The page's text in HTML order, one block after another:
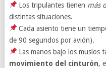
Los tripulantes tienen más
distintas situaciones.
Cada asiento tiene un
de 90 segundos por avión).
Las manos bajo los muslos
movimiento del cinturón,